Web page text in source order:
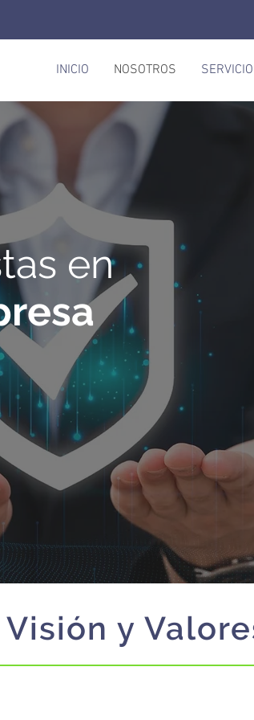
INICIO NOSOTROS
en
y